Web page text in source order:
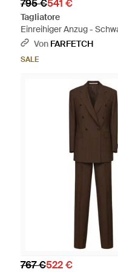
795 €541 €
Tagliatore
Einreihiger Anzug -
Von FARFETCH
SALE
767 €522 €